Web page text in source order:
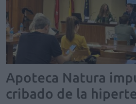
Apoteca Natura
cribado de la